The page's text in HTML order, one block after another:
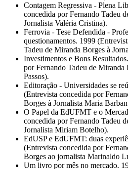
Contagem Regressiva - Plena
concedida por Fernando Tadeu
Jornalista Valéria Cristina).
Ferrovia - Tese Defendida -
questionamentos. 1999
Tadeu de Miranda Borges à
Investimentos e Bons
por Fernando Tadeu de Miranda
Passos).
Editoração - Universidades se
(Entrevista concedida por
Borges à Jornalista Maria
O Papel da EdUFMT e o
concedida por Fernando Tadeu
Jornalista Miriam Botelho).
EdUSP e EdUFMT: duas
(Entrevista concedida por
Borges ao jornalista Marinaldo
Um livro por mês no mercado.